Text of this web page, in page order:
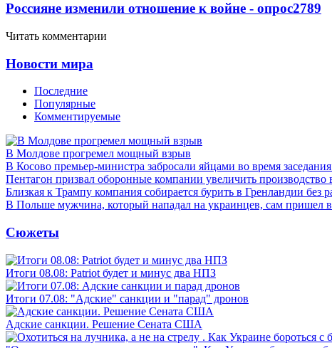
Россияне изменили отношение к войне - опрос2789
Читать комментарии
Новости мира
Последние
Популярные
Комментируемые
В Молдове прогремел мощный взрыв
В Косово премьер-министра забросали яйцами во время
Пентагон призвал оборонные компании увеличить
Близкая к Трампу компания собирается бурить в Гренландии без
В Польше мужчина, который нападал на украинцев, сам пришел
Сюжеты
Итоги 08.08: Patriot будет и минус два НПЗ
Итоги 07.08: "Адские" санкции и "парад" дронов
Адские санкции. Решение Сената США